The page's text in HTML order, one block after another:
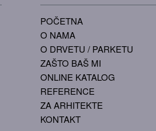
POČETNA
O NAMA
O DRVETU / PARKETU
ZAŠTO BAŠ MI
ONLINE KATALOG
REFERENCE
ZA ARHITEKTE
KONTAKT